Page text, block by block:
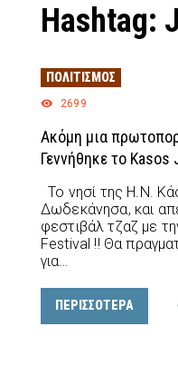
Hashtag:
ΠΟΛΙΤΙΣΜΌΣ
2699
Ακόμη μια
Γεννήθηκε το Kasos
Το νησί της Η.Ν.
Δωδεκάνησα, και
φεστιβάλ τζαζ με
Festival !! Θα
για…
ΠΕΡΙΣΣΟΤΕΡΑ